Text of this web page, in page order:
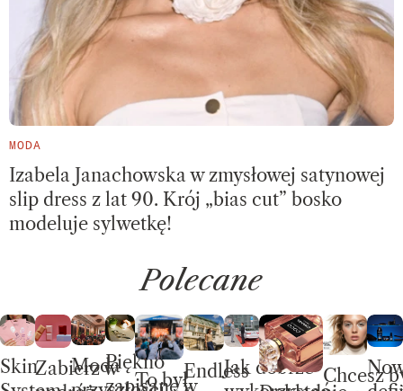
MODA
Izabela Janachowska w zmysłowej satynowej
slip dress z lat 90. Krój „bias cut” bosko
modeluje sylwetkę!
Polecane
SkinZabierz w
ModaPiękno
zapisane w
To byłEndlessJak dobrze Chcesz